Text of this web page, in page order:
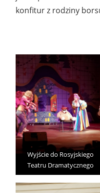
konfitur z rodziny
Wyjście do Rosyjskiego
Teatru Dramatycznego